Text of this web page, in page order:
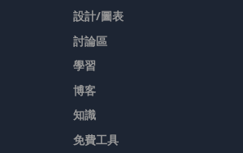
設計/圖表
討論區
學習
博客
知識
免費工具